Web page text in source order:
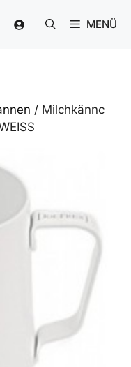
MENÜ
/ Milchkännc